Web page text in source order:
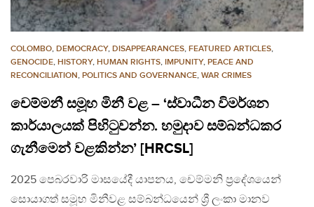
COLOMBO, DEMOCRACY, DISAPPEARANCES, FEATURED ARTICLES,
GENOCIDE, HISTORY, HUMAN RIGHTS, IMPUNITY, PEACE AND
RECONCILIATION, POLITICS AND GOVERNANCE, WAR CRIMES
චෙම්මනී සමූහ මිනී වළ – ‘ස්වාධීන විමර්ශන
කාර්යාලයක් පිහිටුවන්න. හමුදාව සම්බන්ධකර
ගැනීමෙන් වළකින්න’ [HRCSL]
2025 පෙබරවාරි මාසයේදී යාපනය, චෙම්මනි ප්‍රදේශයෙන්
සොයාගත් සමූහ මිනීවළ සම්බන්ධයෙන් ශ්‍රී ලංකා මානව